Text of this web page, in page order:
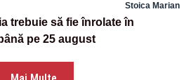
Stoica Marian
trebuie să fie înrolate în
pe 25 august